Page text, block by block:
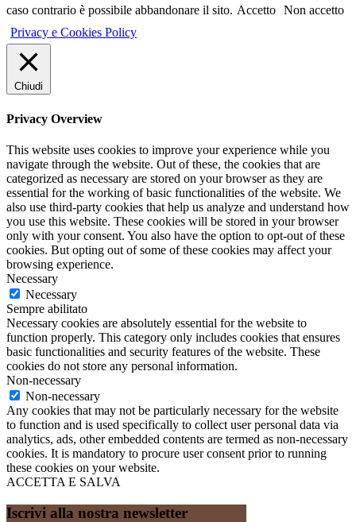
caso contrario è possibile abbandonare il sito. Accetto Non accetto
Privacy e Cookies Policy
Chiudi
Privacy Overview
This website uses cookies to improve your experience while you
navigate through the website. Out of these, the cookies that are
categorized as necessary are stored on your browser as they are
essential for the working of basic functionalities of the website. We
also use third-party cookies that help us analyze and understand how
you use this website. These cookies will be stored in your browser
only with your consent. You also have the option to opt-out of these
cookies. But opting out of some of these cookies may affect your
browsing experience.
Necessary
Necessary
Sempre abilitato
Necessary cookies are absolutely essential for the website to
function properly. This category only includes cookies that ensures
basic functionalities and security features of the website. These
cookies do not store any personal information.
Non-necessary
Non-necessary
Any cookies that may not be particularly necessary for the website
to function and is used specifically to collect user personal data via
analytics, ads, other embedded contents are termed as non-necessary
cookies. It is mandatory to procure user consent prior to running
these cookies on your website.
ACCETTA E SALVA
Iscrivi alla nostra newsletter